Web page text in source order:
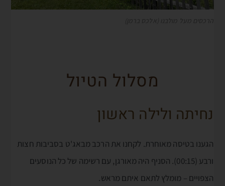
מסלול הטיול
נחיתה ולילה ראשון
הגענו בטיסה מאוחרת. לקחנו את הרכב מבאג'ט בסביבות חצות
ורבע (00:15). הסניף היה מאורגן, עם רשימה של כל הנוסעים
הצפויים – מומלץ לתאם איתם מראש.